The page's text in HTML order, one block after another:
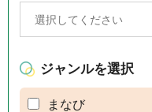
ジャンルを選択
まなび